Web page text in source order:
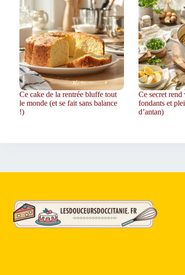
Ce cake de la rentrée bluffe tout
le monde (et se fait sans balance
!)
Ce secret rend
fondants et
d’antan)